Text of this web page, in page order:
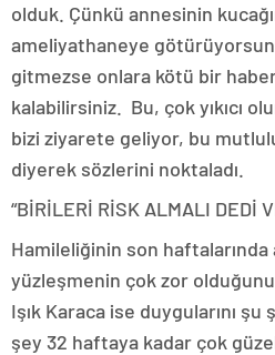
olduk. Çünkü annesinin
ameliyathaneye
gitmezse onlara kötü bir
kalabilirsiniz. Bu, çok yıkıcı
bizi ziyarete geliyor, bu
diyerek sözlerini noktaladı.
“BİRİLERİ RİSK ALMALI DEDİ
Hamileliğinin son haftalarında
yüzleşmenin çok zor
Işık Karaca ise duygularını
şey 32 haftaya kadar çok